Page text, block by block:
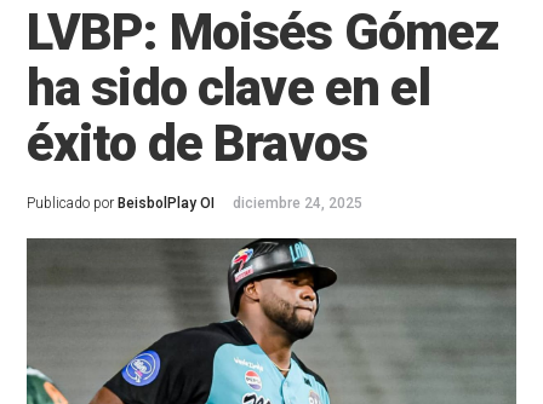
LVBP: Moisés Gómez
ha sido clave en el
éxito de Bravos
Publicado por BeisbolPlay OI diciembre 24, 2025